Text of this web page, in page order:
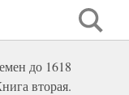
до 1618
вторая.